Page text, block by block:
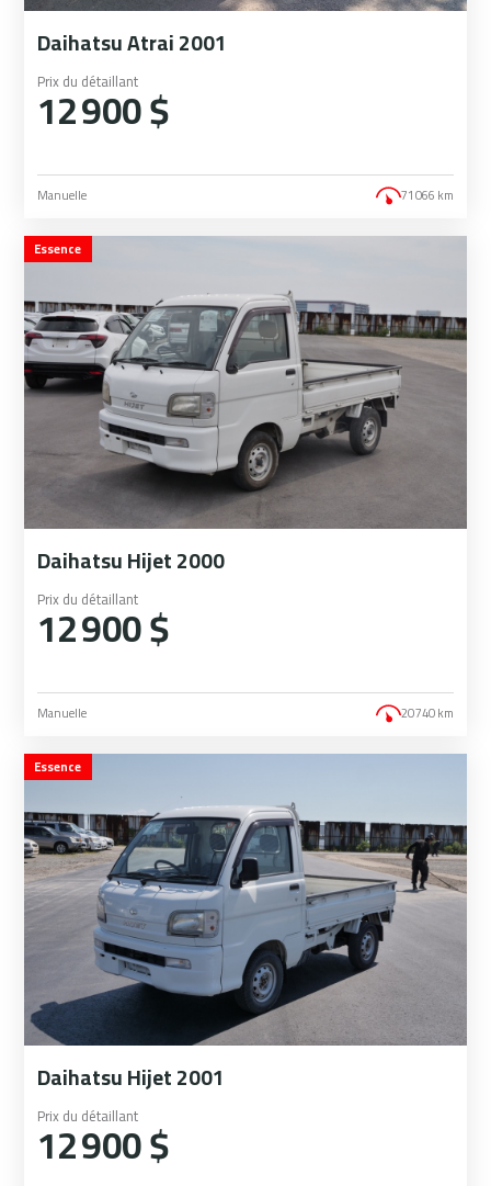
Daihatsu Atrai 2001
Prix du détaillant
12 900 $
Manuelle 71 066 km
Essence
Daihatsu Hijet 2000
Prix du détaillant
12 900 $
Manuelle 20 740 km
Essence
Daihatsu Hijet 2001
Prix du détaillant
12 900 $